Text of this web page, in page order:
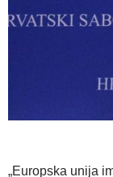
„Europska unija